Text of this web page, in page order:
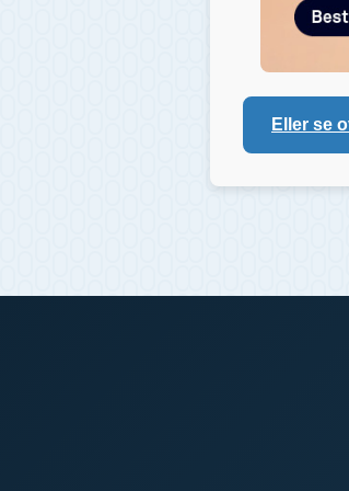
Eller se